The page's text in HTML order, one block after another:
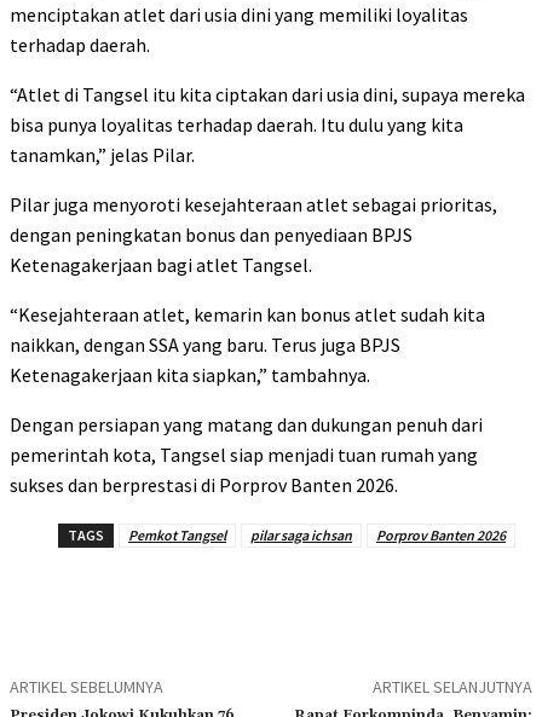
menciptakan atlet dari usia dini yang memiliki loyalitas
terhadap daerah.
“Atlet di Tangsel itu kita ciptakan dari usia dini, supaya mereka
bisa punya loyalitas terhadap daerah. Itu dulu yang kita
tanamkan,” jelas Pilar.
Pilar juga menyoroti kesejahteraan atlet sebagai prioritas,
dengan peningkatan bonus dan penyediaan BPJS
Ketenagakerjaan bagi atlet Tangsel.
“Kesejahteraan atlet, kemarin kan bonus atlet sudah kita
naikkan, dengan SSA yang baru. Terus juga BPJS
Ketenagakerjaan kita siapkan,” tambahnya.
Dengan persiapan yang matang dan dukungan penuh dari
pemerintah kota, Tangsel siap menjadi tuan rumah yang
sukses dan berprestasi di Porprov Banten 2026.
TAGS Pemkot Tangsel pilar saga ichsan Porprov Banten 2026
ARTIKEL SEBELUMNYA ARTIKEL SELANJUTNYA